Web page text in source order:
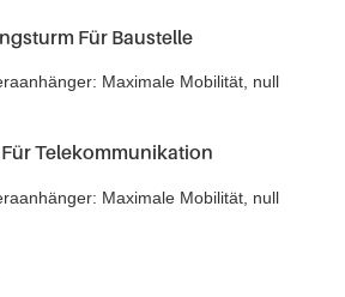
Für Baustelle
Telekommunikation